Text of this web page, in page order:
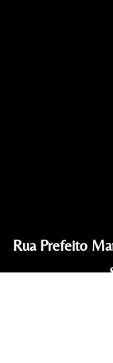
Rua Prefeito